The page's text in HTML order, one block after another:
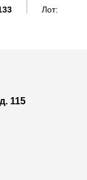
Лот:
115